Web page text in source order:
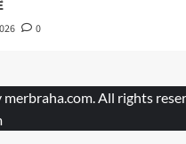
0
merbraha.com. All rights